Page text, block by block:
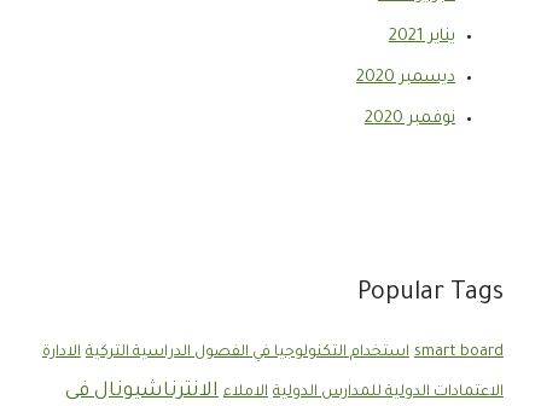
يناير 2021
ديسمبر 2020
نوفمبر 2020
Popular Tags
smart board استخدام التكنولوجيا في الفصول الدراسية التركية الادارة
الاعتمادات الدولية للمدارس الدولية الاملاء الانترناشيونال فى